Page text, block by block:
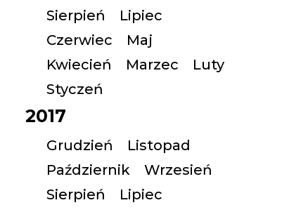
Sierpień
Lipiec
Czerwiec
Maj
Kwiecień
Marzec
Luty
Styczeń
2017
Grudzień
Listopad
Październik
Wrzesień
Sierpień
Lipiec